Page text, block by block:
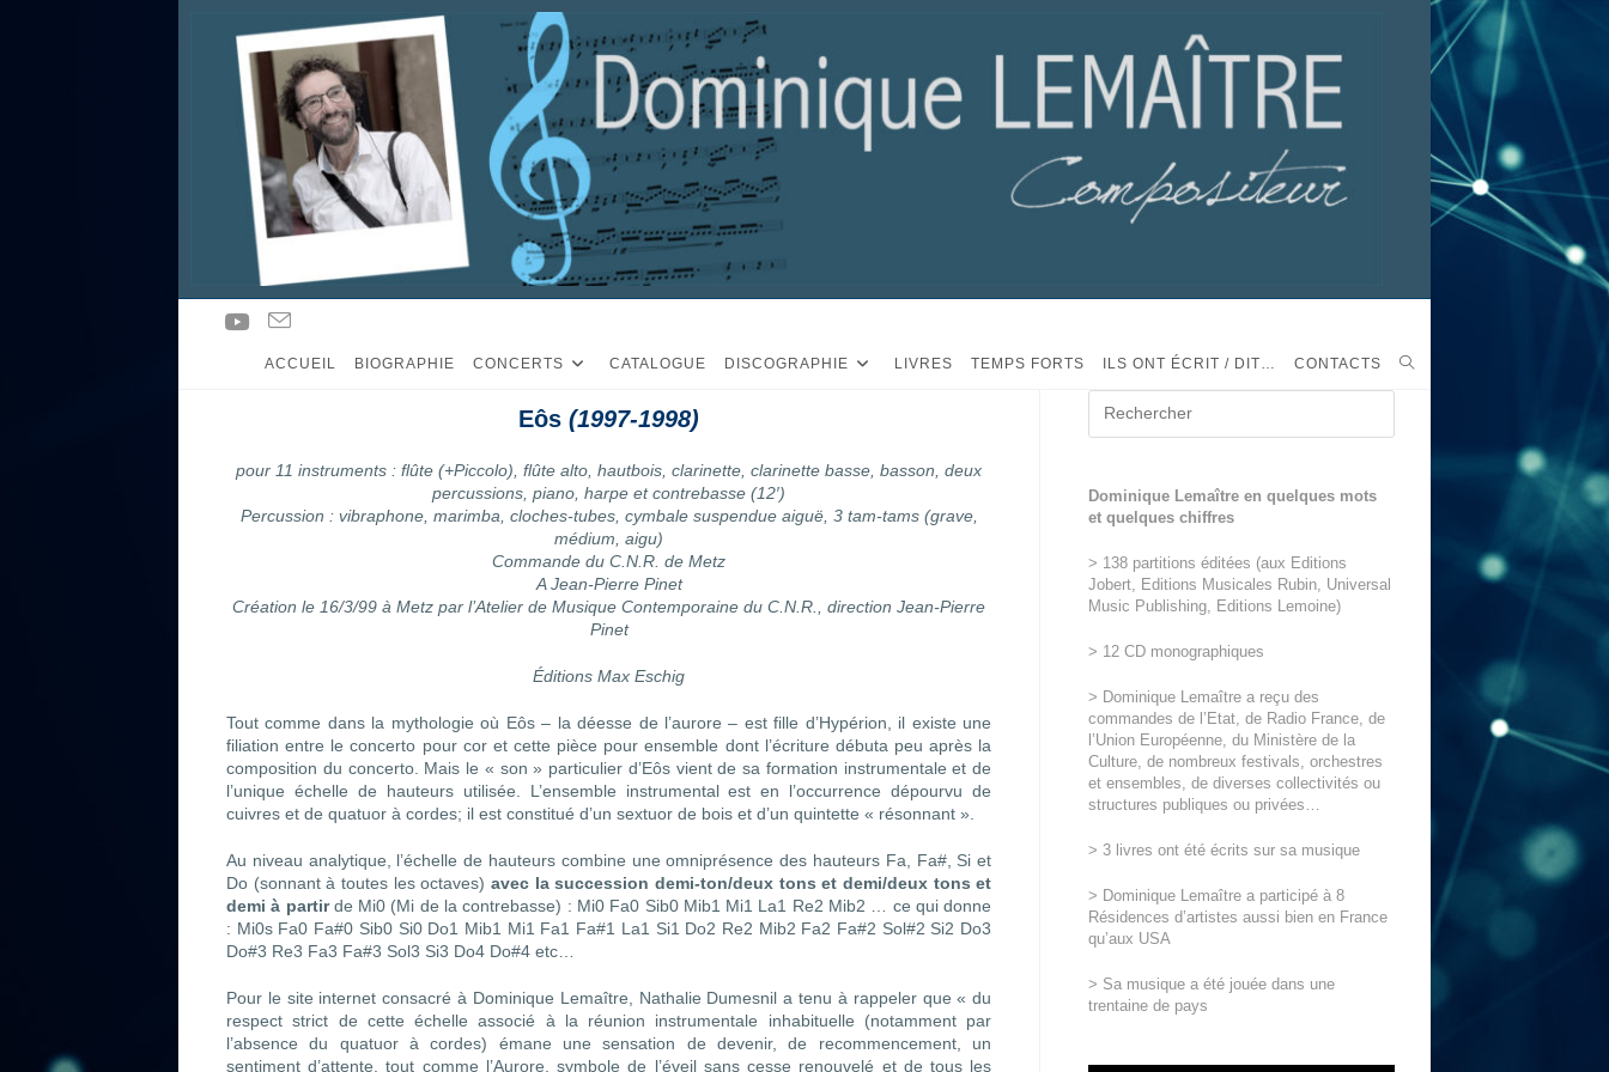
ACCUEIL BIOGRAPHIE CONCERTS CATALOGUE DISCOGRAPHIE LIVRES TEMPS FORTS ILS ONT ÉCRIT / DIT… CONTACTS
Eôs(1997-1998)
pour 11 instruments : flûte (+Piccolo), flûte alto, hautbois, clarinette, clarinette basse, basson, deux
percussions, piano, harpe et contrebasse (12′)
Percussion : vibraphone, marimba, cloches-tubes, cymbale suspendue aiguë, 3 tam-tams (grave,
médium, aigu)
Commande du C.N.R. de Metz
A Jean-Pierre Pinet
Création le 16/3/99 à Metz par l’Atelier de Musique Contemporaine du C.N.R., direction Jean-Pierre
Pinet
Éditions Max Eschig
Tout comme dans la mythologie où Eôs – la déesse de l’aurore – est fille d’Hypérion, il existe une
filiation entre le concerto pour cor et cette pièce pour ensemble dont l’écriture débuta peu après la
composition du concerto. Mais le « son » particulier d’Eôs vient de sa formation instrumentale et de
l’unique échelle de hauteurs utilisée. L’ensemble instrumental est en l’occurrence dépourvu de
cuivres et de quatuor à cordes; il est constitué d’un sextuor de bois et d’un quintette « résonnant ».
Au niveau analytique, l’échelle de hauteurs combine une omniprésence des hauteurs Fa, Fa#, Si et
Do (sonnant à toutes les octaves) avec la succession demi-ton/deux tons et demi/deux tons et
demi à partirde Mi0 (Mi de la contrebasse) : Mi0 Fa0 Sib0 Mib1 Mi1 La1 Re2 Mib2 … ce qui donne
: Mi0s Fa0 Fa#0 Sib0 Si0 Do1 Mib1 Mi1 Fa1 Fa#1 La1 Si1 Do2 Re2 Mib2 Fa2 Fa#2 Sol#2 Si2 Do3
Do#3 Re3 Fa3 Fa#3 Sol3 Si3 Do4 Do#4 etc…
Pour le site internet consacré à Dominique Lemaître, Nathalie Dumesnil a tenu à rappeler que « du
respect strict de cette échelle associé à la réunion instrumentale inhabituelle (notamment par
l’absence du quatuor à cordes) émane une sensation de devenir, de recommencement, un
sentiment d’attente, tout comme l’Aurore, symbole de l’éveil sans cesse renouvelé et de tous les
Dominique Lemaître en quelques mots
et quelques chiffres
> 138 partitions éditées (aux Editions
Jobert, Editions Musicales Rubin, Universal
Music Publishing, Editions Lemoine)
> 12 CD monographiques
> Dominique Lemaître a reçu des
commandes de l’Etat, de Radio France, de
l’Union Européenne, du Ministère de la
Culture, de nombreux festivals, orchestres
et ensembles, de diverses collectivités ou
structures publiques ou privées…
> 3 livres ont été écrits sur sa musique
> Dominique Lemaître a participé à 8
Résidences d’artistes aussi bien en France
qu’aux USA
> Sa musique a été jouée dans une
trentaine de pays